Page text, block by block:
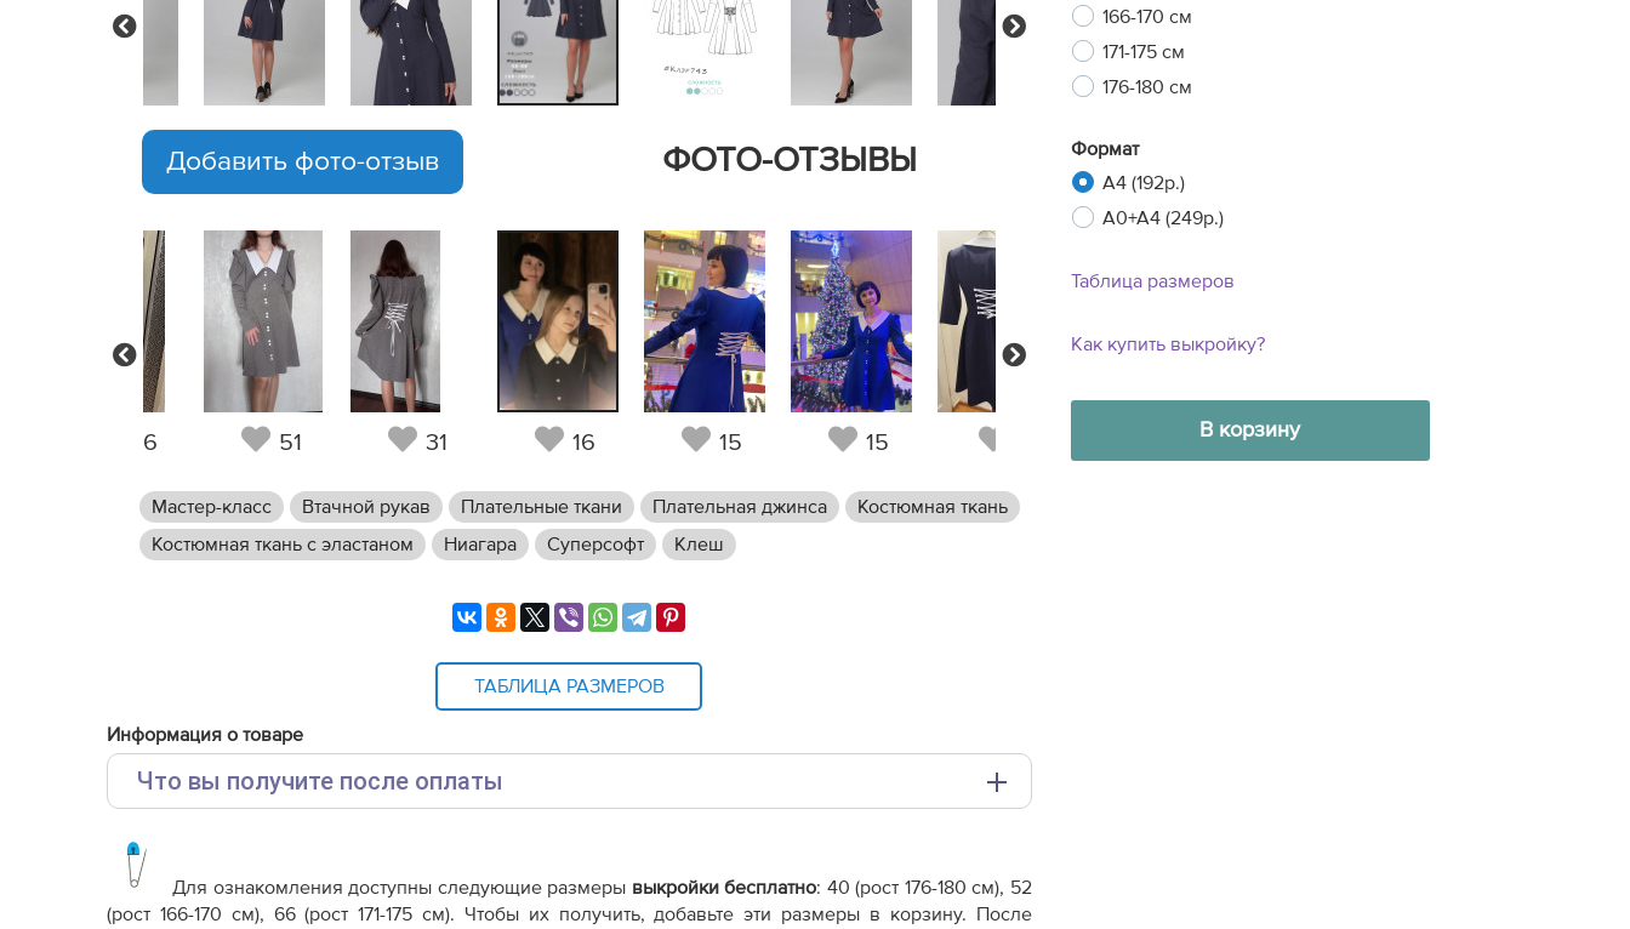
Next
166-170 см
171-175 см
176-180 см
Формат
A4 (192р.)
A0+A4 (249р.)
Таблица размеров
Как купить выкройку?
В корзину
ФОТО-ОТЗЫВЫ
Добавить фото-отзыв
Previous
86 51 31 16 15 15
Next
Мастер-класс Втачной рукав Плательные ткани Плательная джинса
Костюмная ткань
Костюмная ткань с эластаном
Ниагара Суперсофт Клеш
ТАБЛИЦА РАЗМЕРОВ
Информация о товаре
Что вы получите после оплаты
Выкройка PDF для печати на принтере A4 или плоттере A0 с шириной печати 810мм в зависимости
от выбора формата
Инструкция-платье-Клэр743.pdf
Для ознакомления доступны следующие размеры выкройки бесплатно: 40 (рост 176-180 см), 52
(рост 166-170 см), 66 (рост 171-175 см). Чтобы их получить, добавьте эти размеры в корзину. После